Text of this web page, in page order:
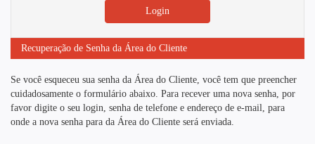
Login
Recuperação de Senha da Área do Cliente
Se você esqueceu sua senha da Área do Cliente, você tem que preencher
cuidadosamente o formulário abaixo. Para recever uma nova senha, por
favor digite o seu login, senha de telefone e endereço de e-mail, para
onde a nova senha para da Área do Cliente será enviada.